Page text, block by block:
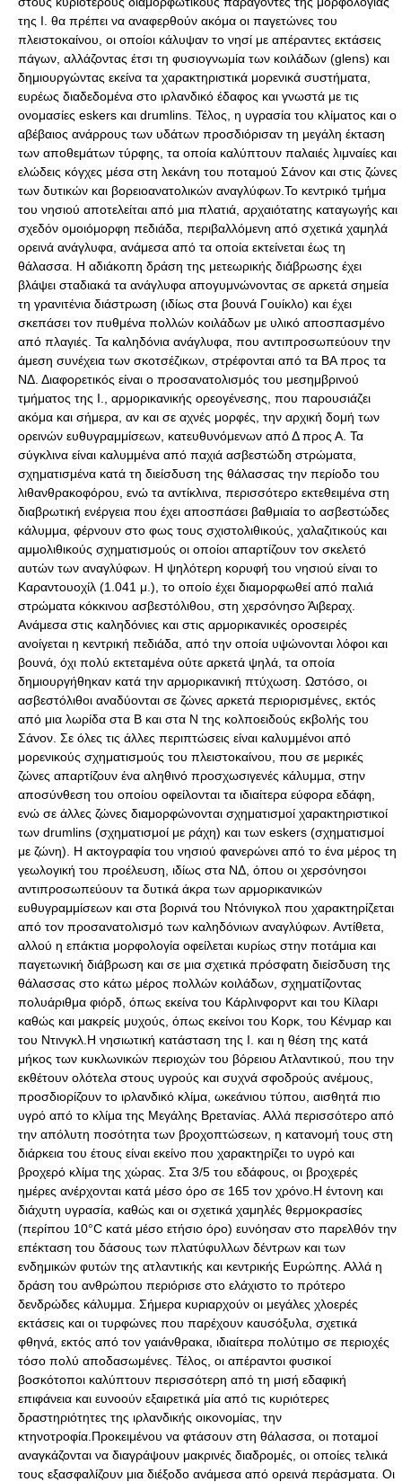
της Ι. θα πρέπει να αναφερθούν ακόμα οι παγετώνες του
πλειστοκαίνου, οι οποίοι κάλυψαν το νησί με απέραντες εκτάσεις
πάγων, αλλάζοντας έτσι τη φυσιογνωμία των κοιλάδων (glens) και
δημιουργώντας εκείνα τα χαρακτηριστικά μορενικά συστήματα,
ευρέως διαδεδομένα στο ιρλανδικό έδαφος και γνωστά με τις
ονομασίες eskers και drumlins. Τέλος, η υγρασία του κλίματος και ο
αβέβαιος ανάρρους των υδάτων προσδιόρισαν τη μεγάλη έκταση
των αποθεμάτων τύρφης, τα οποία καλύπτουν παλαιές λιμναίες και
ελώδεις κόγχες μέσα στη λεκάνη του ποταμού Σάνον και στις ζώνες
των δυτικών και βορειοανατολικών αναγλύφων.Το κεντρικό τμήμα
του νησιού αποτελείται από μια πλατιά, αρχαιότατης καταγωγής και
σχεδόν ομοιόμορφη πεδιάδα, περιβαλλόμενη από σχετικά χαμηλά
ορεινά ανάγλυφα, ανάμεσα από τα οποία εκτείνεται έως τη
θάλασσα. Η αδιάκοπη δράση της μετεωρικής διάβρωσης έχει
βλάψει σταδιακά τα ανάγλυφα απογυμνώνοντας σε αρκετά σημεία
τη γρανιτένια διάστρωση (ιδίως στα βουνά Γουίκλο) και έχει
σκεπάσει τον πυθμένα πολλών κοιλάδων με υλικό αποσπασμένο
από πλαγιές. Τα καληδόνια ανάγλυφα, που αντιπροσωπεύουν την
άμεση συνέχεια των σκοτσέζικων, στρέφονται από τα ΒΑ προς τα
ΝΔ. Διαφορετικός είναι ο προσανατολισμός του μεσημβρινού
τμήματος της Ι., αρμορικανικής ορεογένεσης, που παρουσιάζει
ακόμα και σήμερα, αν και σε αχνές μορφές, την αρχική δομή των
ορεινών ευθυγραμμίσεων, κατευθυνόμενων από Δ προς Α. Τα
σύγκλινα είναι καλυμμένα από παχιά ασβεστώδη στρώματα,
σχηματισμένα κατά τη διείσδυση της θάλασσας την περίοδο του
λιθανθρακοφόρου, ενώ τα αντίκλινα, περισσότερο εκτεθειμένα στη
διαβρωτική ενέργεια που έχει αποσπάσει βαθμιαία το ασβεστώδες
κάλυμμα, φέρνουν στο φως τους σχιστολιθικούς, χαλαζιτικούς και
αμμολιθικούς σχηματισμούς οι οποίοι απαρτίζουν τον σκελετό
αυτών των αναγλύφων. Η ψηλότερη κορυφή του νησιού είναι το
Kαραντουοχίλ (1.041 μ.), το οποίο έχει διαμορφωθεί από παλιά
στρώματα κόκκινου ασβεστόλιθου, στη χερσόνησο Άιβεραχ.
Ανάμεσα στις καληδόνιες και στις αρμορικανικές οροσειρές
ανοίγεται η κεντρική πεδιάδα, από την οποία υψώνονται λόφοι και
βουνά, όχι πολύ εκτεταμένα ούτε αρκετά ψηλά, τα οποία
δημιουργήθηκαν κατά την αρμορικανική πτύχωση. Ωστόσο, οι
ασβεστόλιθοι αναδύονται σε ζώνες αρκετά περιορισμένες, εκτός
από μια λωρίδα στα Β και στα Ν της κολποειδούς εκβολής του
Σάνον. Σε όλες τις άλλες περιπτώσεις είναι καλυμμένοι από
μορενικούς σχηματισμούς του πλειστοκαίνου, που σε μερικές
ζώνες απαρτίζουν ένα αληθινό προσχωσιγενές κάλυμμα, στην
αποσύνθεση του οποίου οφείλονται τα ιδιαίτερα εύφορα εδάφη,
ενώ σε άλλες ζώνες διαμορφώνονται σχηματισμοί χαρακτηριστικοί
των drumlins (σχηματισμοί με ράχη) και των eskers (σχηματισμοί
με ζώνη). Η ακτογραφία του νησιού φανερώνει από το ένα μέρος τη
γεωλογική του προέλευση, ιδίως στα NΔ, όπου οι χερσόνησοι
αντιπροσωπεύουν τα δυτικά άκρα των αρμορικανικών
ευθυγραμμίσεων και στα βορινά του Nτόνιγκολ που χαρακτηρίζεται
από τον προσανατολισμό των καληδόνιων αναγλύφων. Αντίθετα,
αλλού η επάκτια μορφολογία οφείλεται κυρίως στην ποτάμια και
παγετωνική διάβρωση και σε μια σχετικά πρόσφατη διείσδυση της
θάλασσας στο κάτω μέρος πολλών κοιλάδων, σχηματίζοντας
πολυάριθμα φιόρδ, όπως εκείνα του Kάρλινφορντ και του Kίλαρι
καθώς και μακρείς μυχούς, όπως εκείνοι του Kορκ, του Kένμαρ και
του Nτινγκλ.Η νησιωτική κατάσταση της Ι. και η θέση της κατά
μήκος των κυκλωνικών περιοχών του βόρειου Ατλαντικού, που την
εκθέτουν ολότελα στους υγρούς και συχνά σφοδρούς ανέμους,
προσδιορίζουν το ιρλανδικό κλίμα, ωκεάνιου τύπου, αισθητά πιο
υγρό από το κλίμα της Μεγάλης Βρετανίας. Αλλά περισσότερο από
την απόλυτη ποσότητα των βροχοπτώσεων, η κατανομή τους στη
διάρκεια του έτους είναι εκείνο που χαρακτηρίζει το υγρό και
βροχερό κλίμα της χώρας. Στα 3/5 του εδάφους, οι βροχερές
ημέρες ανέρχονται κατά μέσο όρο σε 165 τον χρόνο.Η έντονη και
διάχυτη υγρασία, καθώς και οι σχετικά χαμηλές θερμοκρασίες
(περίπου 10°C κατά μέσο ετήσιο όρο) ευνόησαν στο παρελθόν την
επέκταση του δάσους των πλατύφυλλων δέντρων και των
ενδημικών φυτών της ατλαντικής και κεντρικής Ευρώπης. Αλλά η
δράση του ανθρώπου περιόρισε στο ελάχιστο το πρότερο
δενδρώδες κάλυμμα. Σήμερα κυριαρχούν οι μεγάλες χλοερές
εκτάσεις και οι τυρφώνες που παρέχουν καυσόξυλα, σχετικά
φθηνά, εκτός από τον γαιάνθρακα, ιδιαίτερα πολύτιμο σε περιοχές
τόσο πολύ αποδασωμένες. Τέλος, οι απέραντοι φυσικοί
βοσκότοποι καλύπτουν περισσότερη από τη μισή εδαφική
επιφάνεια και ευνοούν εξαιρετικά μία από τις κυριότερες
δραστηριότητες της ιρλανδικής οικονομίας, την
κτηνοτροφία.Προκειμένου να φτάσουν στη θάλασσα, οι ποταμοί
αναγκάζονται να διαγράψουν μακρινές διαδρομές, οι οποίες τελικά
τους εξασφαλίζουν μια διέξοδο ανάμεσα από ορεινά περάσματα. Οι